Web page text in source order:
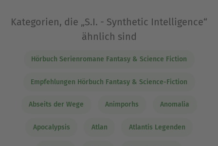
Kategorien, die „S.I. - Synthetic Intelligence“
ähnlich sind
Hörbuch Serienromane Fantasy & Science Fiction
Empfehlungen Hörbuch Fantasy & Science-Fiction
Abseits der Wege Animporhs Anomalia
Apocalypsis Atlan Atlantis Legenden